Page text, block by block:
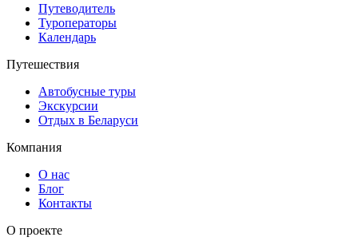
Путеводитель
Туроператоры
Календарь
Путешествия
Автобусные туры
Экскурсии
Отдых в Беларуси
Компания
О нас
Блог
Контакты
О проекте